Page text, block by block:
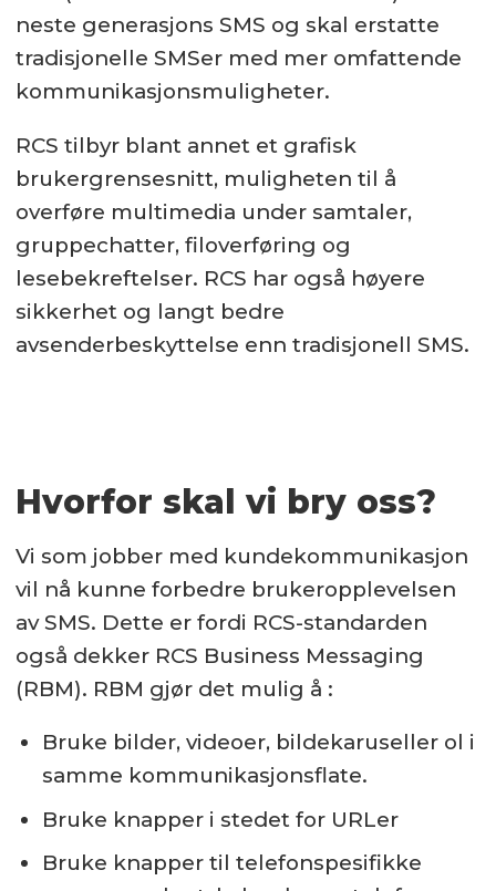
neste generasjons SMS og skal erstatte
tradisjonelle SMSer med mer omfattende
kommunikasjonsmuligheter.
RCS tilbyr blant annet et grafisk
brukergrensesnitt, muligheten til å
overføre multimedia under samtaler,
gruppechatter, filoverføring og
lesebekreftelser. RCS har også høyere
sikkerhet og langt bedre
avsenderbeskyttelse enn tradisjonell SMS.
Hvorfor skal vi bry oss?
Vi som jobber med kundekommunikasjon
vil nå kunne forbedre brukeropplevelsen
av SMS. Dette er fordi RCS-standarden
også dekker RCS Business Messaging
(RBM). RBM gjør det mulig å :
Bruke bilder, videoer, bildekaruseller ol i
samme kommunikasjonsflate.
Bruke knapper i stedet for URLer
Bruke knapper til telefonspesifikke